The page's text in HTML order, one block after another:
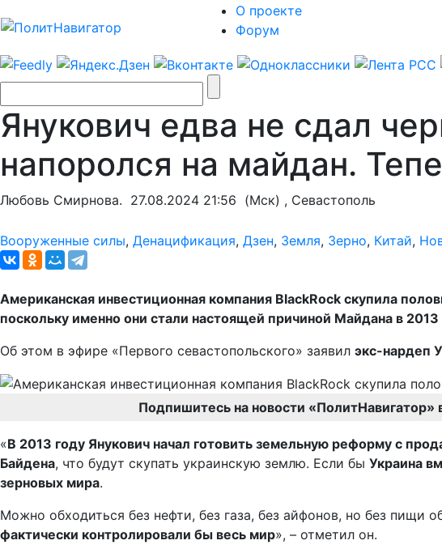
О проекте
Форум
Янукович едва не сдал
напоролся на майдан.
Любовь Смирнова. 27.08.2024 21:56 (Мск) , Севастополь
Вооруженные силы, Денацификация, Дзен, Земля, Зерно, Китай,
Американская инвестиционная компания BlackRock скупила
поскольку именно они стали настоящей причиной Майдана в 2013
Об этом в эфире «Первого севастопольского» заявил экс-нардеп
Подпишитесь на новости «ПолитНавигатор»
«В 2013 году Янукович начал готовить земельную реформу с
Байдена, что будут скупать украинскую землю. Если бы Украина
зерновых мира.
Можно обходиться без нефти, без газа, без айфонов, но без пищи
фактически контролировали бы весь мир», – отметил он.